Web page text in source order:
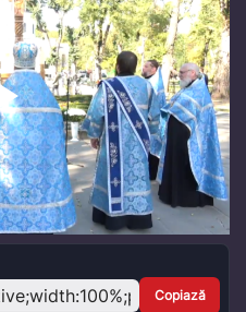
Play
Video
Copiază